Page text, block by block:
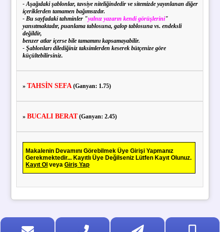
- Aşağıdaki şablonlar, tavsiye niteliğindedir ve sitemizde yayınlanan diğer
içeriklerden tamamen bağımsızdır.
- Bu sayfadaki tahminler "yalnız yazarın kendi görüşlerini"
yansıtmaktadır, puanlama tablosuna, galop tablosuna vs. endeksli
değildir,
benzer atlar içerse bile tamamını kapsamayabilir.
- Şablonları dilediğiniz taksimlerden keserek bütçenize göre
küçültebilirsiniz.
»TAHSİN SEFA (Ganyan: 1.75)
»BUCALI BERAT(Ganyan: 2.45)
Makalenin Devamını Görebilmek Üye Girişi Yapmanız
Gerekmektedir... Kayıtlı Üye Değilseniz Lütfen Kayıt Olunuz.
Kayıt Ol veyaGiriş Yap